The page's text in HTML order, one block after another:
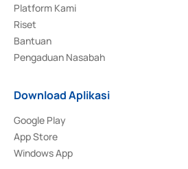
Platform Kami
Riset
Bantuan
Pengaduan Nasabah
Download Aplikasi
Google Play
App Store
Windows App